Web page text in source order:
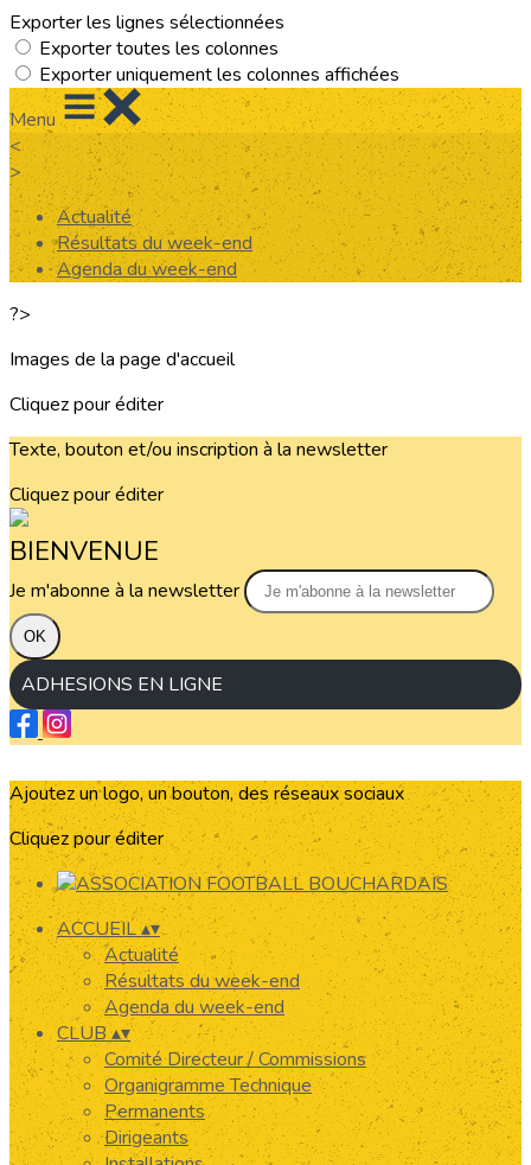
Exporter les lignes sélectionnées
Exporter toutes les colonnes
Exporter uniquement les colonnes affichées
Menu
<
>
Actualité
Résultats du week-end
Agenda du week-end
?>
Images de la page d'accueil
Cliquez pour éditer
Texte, bouton et/ou inscription à la newsletter
Cliquez pour éditer
BIENVENUE
Je m'abonne à la newsletter
OK
ADHESIONS EN LIGNE
Ajoutez un logo, un bouton, des réseaux sociaux
Cliquez pour éditer
ACCUEIL▴▾
Actualité
Résultats du week-end
Agenda du week-end
CLUB▴▾
Comité Directeur / Commissions
Organigramme Technique
Permanents
Dirigeants